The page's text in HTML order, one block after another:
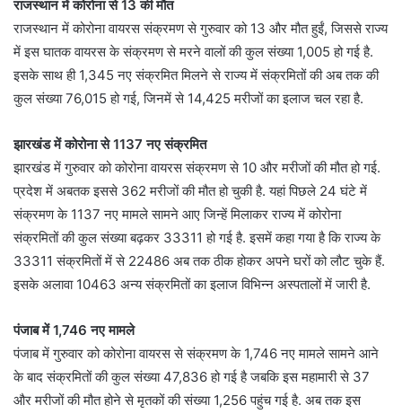
राजस्थान में कोरोना से 13 की मौत
राजस्थान में कोरोना वायरस संक्रमण से गुरुवार को 13 और मौत हुईं, जिससे राज्य
में इस घातक वायरस के संक्रमण से मरने वालों की कुल संख्या 1,005 हो गई है.
इसके साथ ही 1,345 नए संक्रमित मिलने से राज्य में संक्रमितों की अब तक की
कुल संख्या 76,015 हो गई, जिनमें से 14,425 मरीजों का इलाज चल रहा है.
झारखंड में कोरोना से 1137 नए संक्रमित
झारखंड में गुरुवार को कोरोना वायरस संक्रमण से 10 और मरीजों की मौत हो गई.
प्रदेश में अबतक इससे 362 मरीजों की मौत हो चुकी है. यहां पिछले 24 घंटे में
संक्रमण के 1137 नए मामले सामने आए जिन्हें मिलाकर राज्य में कोरोना
संक्रमितों की कुल संख्या बढ़कर 33311 हो गई है. इसमें कहा गया है कि राज्य के
33311 संक्रमितों में से 22486 अब तक ठीक होकर अपने घरों को लौट चुके हैं.
इसके अलावा 10463 अन्य संक्रमितों का इलाज विभिन्न अस्पतालों में जारी है.
पंजाब में 1,746 नए मामले
पंजाब में गुरुवार को कोरोना वायरस से संक्रमण के 1,746 नए मामले सामने आने
के बाद संक्रमितों की कुल संख्या 47,836 हो गई है जबकि इस महामारी से 37
और मरीजों की मौत होने से मृतकों की संख्या 1,256 पहुंच गई है. अब तक इस